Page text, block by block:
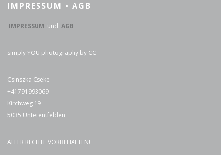
IMPRESSUM • AGB
IMPRESSUM und AGB
simply YOU photography by CC
Csinszka Cseke
+41791993069
Kirchweg 19
5035 Unterentfelden
ALLER RECHTE VORBEHALTEN!